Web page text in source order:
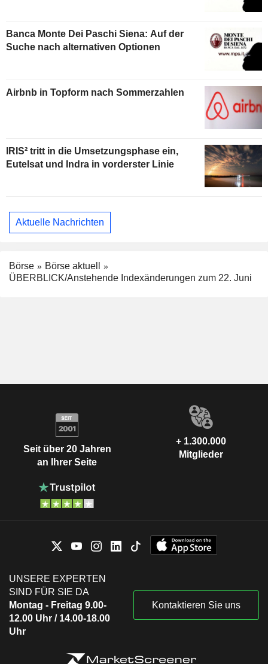
Banca Monte Dei Paschi Siena: Auf der
Suche nach alternativen Optionen
Airbnb in Topform nach Sommerzahlen
IRIS² tritt in die Umsetzungsphase ein,
Eutelsat und Indra in vorderster Linie
Aktuelle Nachrichten
Börse
Börse aktuell
ÜBERBLICK/Anstehende Indexänderungen zum 22. Juni
Seit über 20 Jahren
an Ihrer Seite
+ 1.300.000
Mitglieder
UNSERE EXPERTEN
SIND FÜR SIE DA
Montag - Freitag 9.00-
12.00 Uhr / 14.00-18.00
Uhr
Kontaktieren Sie uns